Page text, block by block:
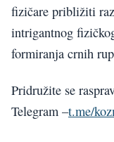
fizičare približiti
intrigantnog
formiranja crnih
Pridružite se
Telegram –t.me/